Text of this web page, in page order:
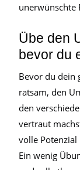
unerwünschte
Übe den
bevor du
Bevor du dein
ratsam, den
den
vertraut
volle Potenzial
Ein wenig